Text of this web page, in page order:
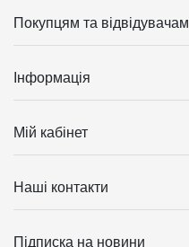
Покупцям та відвідувачам
Інформація
Мій кабінет
Наші контакти
Підписка на новини